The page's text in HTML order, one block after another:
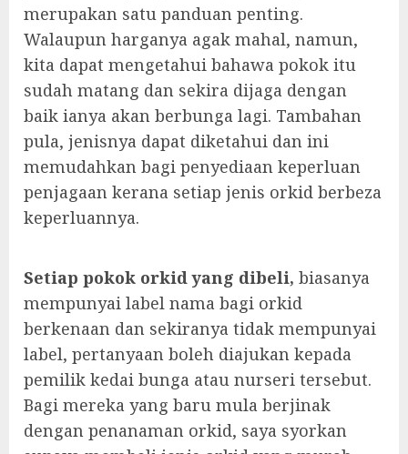
merupakan satu panduan penting.
Walaupun harganya agak mahal, namun,
kita dapat mengetahui bahawa pokok itu
sudah matang dan sekira dijaga dengan
baik ianya akan berbunga lagi. Tambahan
pula, jenisnya dapat diketahui dan ini
memudahkan bagi penyediaan keperluan
penjagaan kerana setiap jenis orkid berbeza
keperluannya.
Setiap pokok orkid yang dibeli, biasanya
mempunyai label nama bagi orkid
berkenaan dan sekiranya tidak mempunyai
label, pertanyaan boleh diajukan kepada
pemilik kedai bunga atau nurseri tersebut.
Bagi mereka yang baru mula berjinak
dengan penanaman orkid, saya syorkan